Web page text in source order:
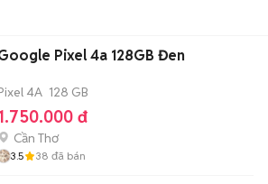
Pixel 4a 128GB Đen
4A 128 GB
đ
Cần Thơ
3.5 38 đã bán